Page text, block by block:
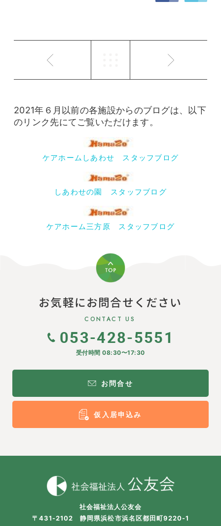
2021年６月以前の各施設からのブログは、以下
のリンク先にてご覧いただけます。
ケアホームしあわせ スタッフブログ
しあわせの園 スタッフブログ
ケアホーム三方原 スタッフブログ
お気軽にお問合せください
CONTACT US
053-428-5551
受付時間 08:30〜17:30
お問合せ
仮入居申込み
社会福祉法人公友会
〒431-2102 静岡県浜松市浜名区都田町9220-1